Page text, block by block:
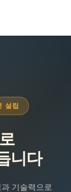
설립
니다
기술력으로